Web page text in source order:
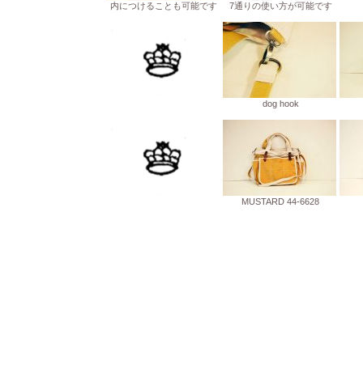
内につけることも可能です 7通りの使い方が可能です
dog hook
MUSTARD 44-6628